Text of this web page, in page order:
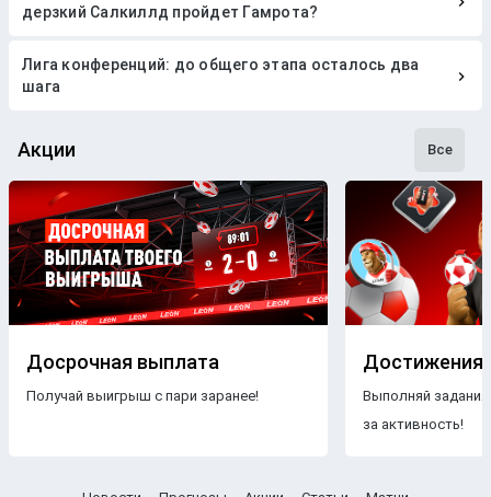
дерзкий Салкиллд пройдет Гамрота?
Лига конференций: до общего этапа осталось два
шага
Акции Все
Досрочная выплата
Получай выигрыш с пари заранее!
Достижения
Выполняй
за активность!